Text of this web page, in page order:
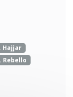
Hajjar
Rebello